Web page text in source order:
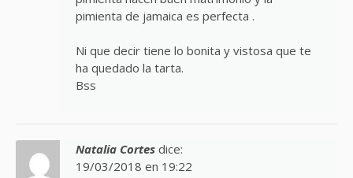
pimienta de jamaica es perfecta .
Ni que decir tiene lo bonita y vistosa que te
ha quedado la tarta.
Bss
Natalia Cortes dice:
19/03/2018 en 19:22